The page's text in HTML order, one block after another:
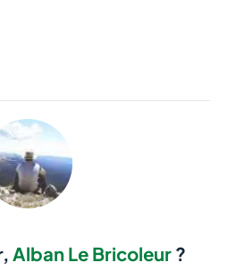
крупную сумму денег.
прорывом и позволило
попробовать свои силы
об этом. Екатерина
и выиграла несколько
ей реализовать
примером для многих игроков,
Alban Le Bricoleur?